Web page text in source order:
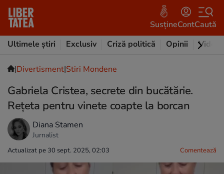
SusțineContCaută
Ultimele știri
Exclusiv Criză politică Opinii Video
|Divertisment|Stiri Mondene
Gabriela Cristea, secrete din bucătărie.
Rețeta pentru vinete coapte la borcan
Diana Stamen
Jurnalist
Actualizat pe 30 sept. 2025, 02:03 Comentează